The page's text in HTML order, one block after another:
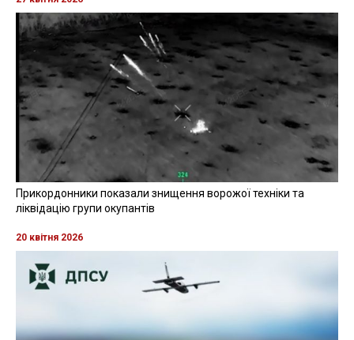
Прикордонники показали знищення ворожої техніки та
ліквідацію групи окупантів
20 квітня 2026